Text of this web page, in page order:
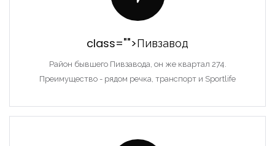
class="">Пивзавод
Район бывшего Пивзавода, он же квартал 274.
Преимущество - рядом речка, транспорт и Sportlife